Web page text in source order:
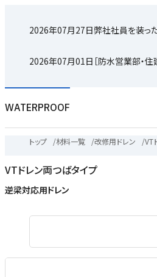
2026年07月27日弊社社員を装っ
2026年07月01日 ［防水営業部・
WATERPROOF
トップ /材料一覧 /改修用ドレン /VT
VTドレン両つばタイプ
逆梁対応用ドレン